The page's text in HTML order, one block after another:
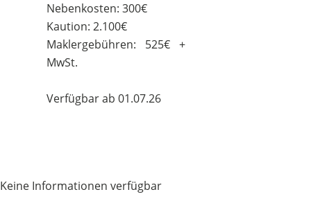
Nebenkosten: 300€
Kaution: 2.100€
Maklergebühren: 525€ +
MwSt.
Verfügbar ab 01.07.26
Keine Informationen verfügbar